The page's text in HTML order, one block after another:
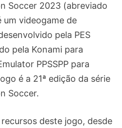
Soccer 2023 (abreviado
um videogame de
pela PES
pela Konami para
PPSSPP para
é a 21ª edição da série
Soccer.
deste jogo, desde